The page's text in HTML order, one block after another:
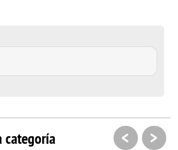
categoría < >